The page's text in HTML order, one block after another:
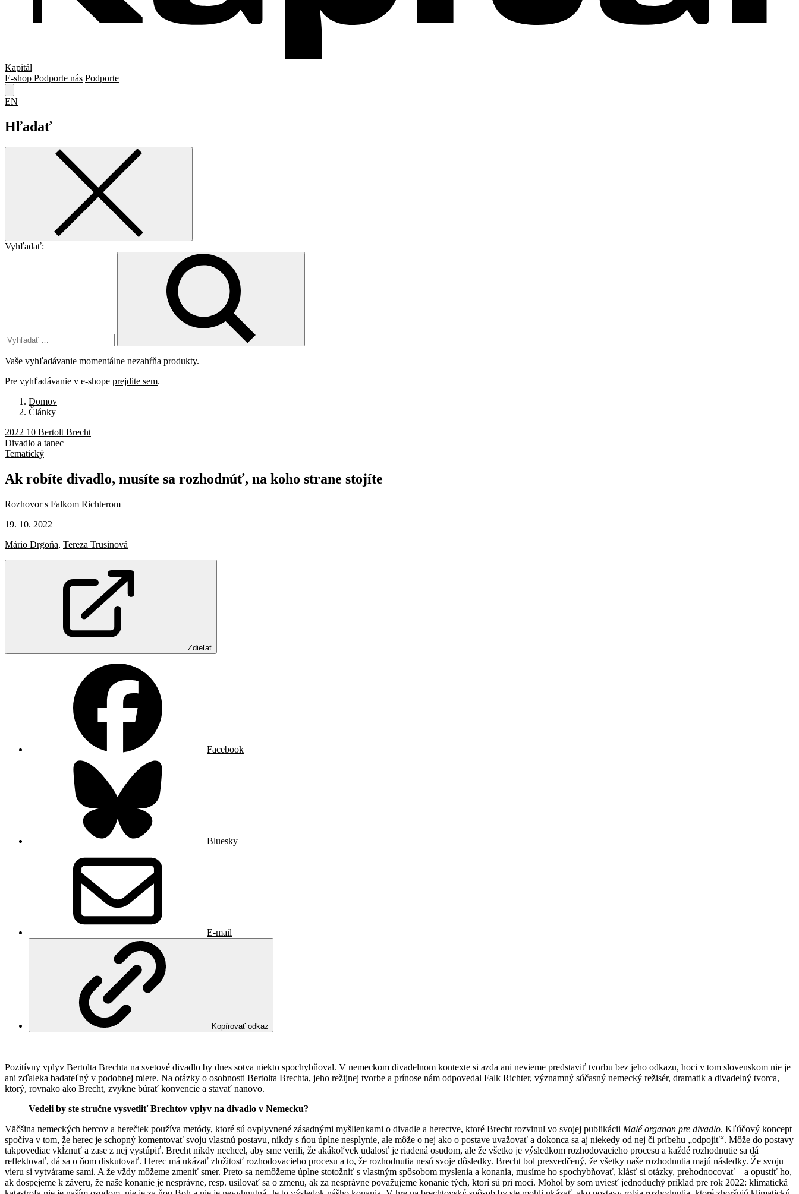
Kapitál
E-shop Podporte nás Podporte
EN
Hľadať
Vyhľadať:
Vaše vyhľadávanie momentálne nezahŕňa produkty.
Pre vyhľadávanie v e-shope prejdite sem.
Domov
Články
2022 10 Bertolt Brecht
Divadlo a tanec
Tematický
Ak robíte divadlo, musíte sa rozhodnúť, na koho strane stojíte
Rozhovor s Falkom Richterom
19. 10. 2022
Mário Drgoňa, Tereza Trusinová
Zdieľať
Facebook
Bluesky
E-mail
Kopírovať odkaz
Pozitívny vplyv Bertolta Brechta na svetové divadlo by dnes sotva niekto spochybňoval. V nemeckom divadelnom kontexte si azda ani nevieme predstaviť tvorbu bez jeho odkazu, hoci v tom slovenskom nie je
ani zďaleka badateľný v podobnej miere. Na otázky o osobnosti Bertolta Brechta, jeho režijnej tvorbe a prínose nám odpovedal Falk Richter, významný súčasný nemecký režisér, dramatik a divadelný tvorca,
ktorý, rovnako ako Brecht, zvykne búrať konvencie a stavať nanovo.
Vedeli by ste stručne vysvetliť Brechtov vplyv na divadlo v Nemecku?
Väčšina nemeckých hercov a herečiek používa metódy, ktoré sú ovplyvnené zásadnými myšlienkami o divadle a herectve, ktoré Brecht rozvinul vo svojej publikácii Malé organon pre divadlo. Kľúčový koncept
spočíva v tom, že herec je schopný komentovať svoju vlastnú postavu, nikdy s ňou úplne nesplynie, ale môže o nej ako o postave uvažovať a dokonca sa aj niekedy od nej či príbehu „odpojiť“. Môže do postavy
takpovediac vkĺznuť a zase z nej vystúpiť. Brecht nikdy nechcel, aby sme verili, že akákoľvek udalosť je riadená osudom, ale že všetko je výsledkom rozhodovacieho procesu a každé rozhodnutie sa dá
reflektovať, dá sa o ňom diskutovať. Herec má ukázať zložitosť rozhodovacieho procesu a to, že rozhodnutia nesú svoje dôsledky. Brecht bol presvedčený, že všetky naše rozhodnutia majú následky. Že svoju
vieru si vytvárame sami. A že vždy môžeme zmeniť smer. Preto sa nemôžeme úplne stotožniť s vlastným spôsobom myslenia a konania, musíme ho spochybňovať, klásť si otázky, prehodnocovať – a opustiť ho,
ak dospejeme k záveru, že naše konanie je nesprávne, resp. usilovať sa o zmenu, ak za nesprávne považujeme konanie tých, ktorí sú pri moci. Mohol by som uviesť jednoduchý príklad pre rok 2022: klimatická